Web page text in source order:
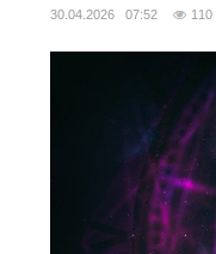
30.04.2026 07:52 110